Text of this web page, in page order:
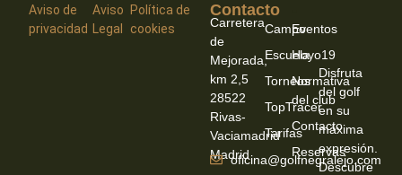
Disfruta
del golf
en su
máxima
expresión.
Descubre
-
Campo
Escuela
Torneos
TopTracer
Tarifas
Eventos
Hoyo19
Normativa
del club
Contacto
Reservas
Contacto
Carretera
de
Mejorada,
km 2,5
28522
Rivas-
Vaciamadrid
Madridoficina@golfnegralejo.com
Aviso de
privacidad
Aviso
Legal
Política de
cookies